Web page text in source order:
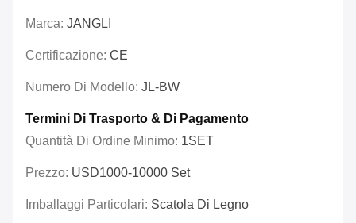
Marca: JANGLI
Certificazione: CE
Numero Di Modello: JL-BW
Termini Di Trasporto & Di Pagamento
Quantità Di Ordine Minimo: 1SET
Prezzo: USD1000-10000 Set
Imballaggi Particolari: Scatola Di Legno